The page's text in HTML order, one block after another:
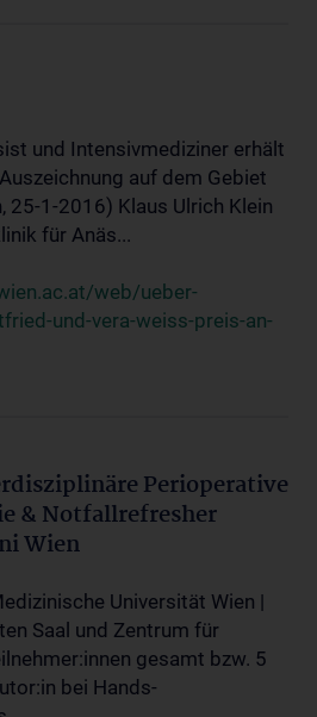
und Intensivmediziner erhält
auf dem Gebiet
25-1-2016) Klaus Ulrich Klein
für Anäs...
web/ueber-
und-vera-weiss-preis-an-
Perioperative
& Notfallrefresher
Wien
Universität Wien |
Saal und Zentrum für
gesamt bzw. 5
bei Hands-